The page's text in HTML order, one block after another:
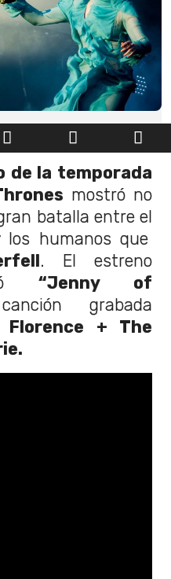
de la temporada
mostró no
batalla entre el
los humanos que
. El estreno
“Jenny of
grabada
Florence + The